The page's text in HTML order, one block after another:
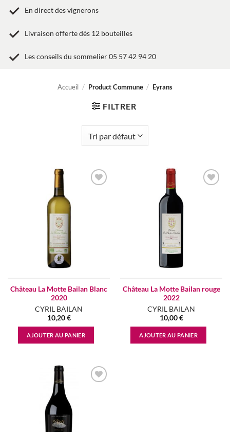
En direct des vignerons
Livraison offerte dès 12 bouteilles
Les conseils du sommelier 05 57 42 94 20
Accueil / Product Commune / Eyrans
FILTRER
Château La Motte Bailan Blanc
2020
CYRIL BAILAN
10,20€
AJOUTER AU PANIER
Château La Motte Bailan rouge
2022
CYRIL BAILAN
10,00€
AJOUTER AU PANIER